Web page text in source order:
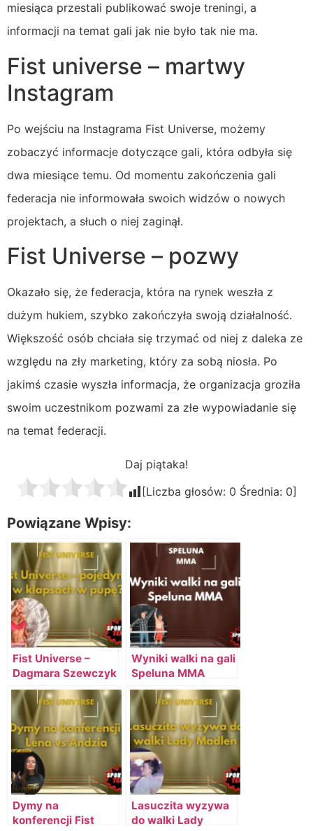
miesiąca przestali publikować swoje treningi, a
informacji na temat gali jak nie było tak nie ma.
Fist universe – martwy
Instagram
Po wejściu na Instagrama Fist Universe, możemy
zobaczyć informacje dotyczące gali, która odbyła się
dwa miesiące temu. Od momentu zakończenia gali
federacja nie informowała swoich widzów o nowych
projektach, a słuch o niej zaginął.
Fist Universe – pozwy
Okazało się, że federacja, która na rynek weszła z
dużym hukiem, szybko zakończyła swoją działalność.
Większość osób chciała się trzymać od niej z daleka ze
względu na zły marketing, który za sobą niosła. Po
jakimś czasie wyszła informacja, że organizacja groziła
swoim uczestnikom pozwami za złe wypowiadanie się
na temat federacji.
Daj piątaka!
[Liczba głosów: 0 Średnia: 0]
Powiązane Wpisy:
Fist Universe –
Dagmara Szewczyk
walka na klapsy
Wyniki walki na gali
Speluna MMA
Dymy na
konferencji Fist
Lasuczita wyzywa
do walki Lady